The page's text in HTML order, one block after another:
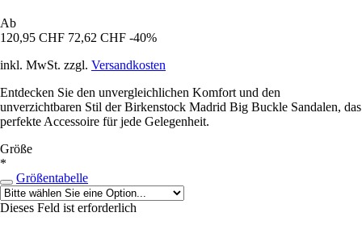
Ab
120,95 CHF 72,62 CHF -40%
inkl. MwSt. zzgl. Versandkosten
Entdecken Sie den unvergleichlichen Komfort und den
unverzichtbaren Stil der Birkenstock Madrid Big Buckle Sandalen, das
perfekte Accessoire für jede Gelegenheit.
Größe
*
Größentabelle
Dieses Feld ist erforderlich